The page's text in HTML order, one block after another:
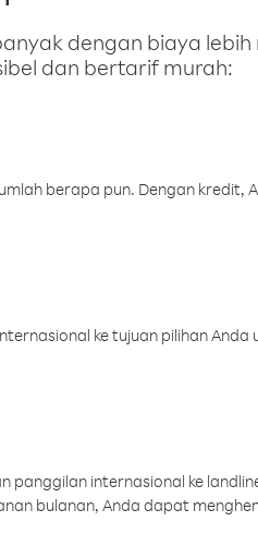
dengan biaya
dan bertarif murah:
berapa pun. Dengan kredit,
ke tujuan pilihan
panggilan internasional ke
bulanan, Anda dapat